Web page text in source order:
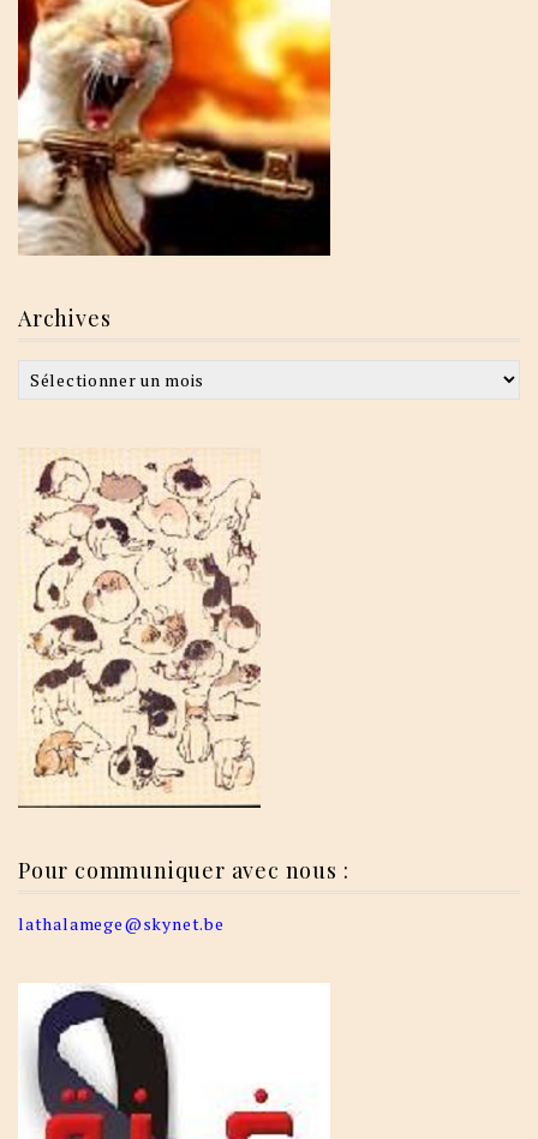
Archives
Archives
Pour communiquer avec nous :
lathalamege@skynet.be